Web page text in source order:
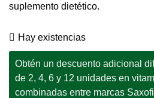
suplemento dietético.
Hay existencias
Obtén un descuento adicional
de 2, 4, 6 y 12 unidades en
combinadas entre marcas